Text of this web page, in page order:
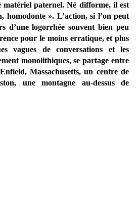
matériel paternel. Né difforme, il est
homodonte ». L’action, si l’on peut
d’une logorrhée souvent bien peu
pour le moins erratique, et plus
vagues de conversations et les
monolithiques, se partage entre
Massachusetts, un centre de
une montagne au-dessus de